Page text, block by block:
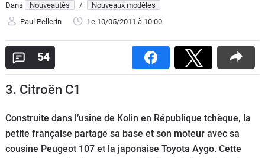
d'achat
Electriques
Utilitaires
Auto
Services
Dans Nouveautés /
Nouveaux modèles
Paul Pellerin
Le 10/05/2011 à 10:00
54
3. Citroën C1
Construite dans l’usine de Kolin en République tchèque, la
petite française partage sa base et son moteur avec sa
cousine Peugeot 107 et la japonaise Toyota Aygo. Cette